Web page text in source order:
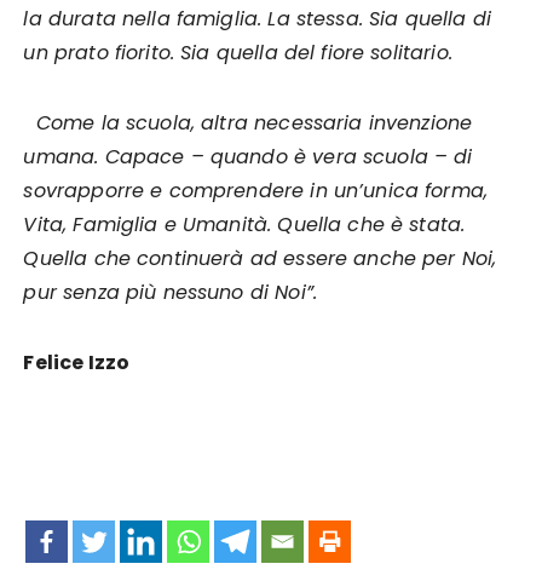
la durata nella famiglia. La stessa. Sia quella di
un prato fiorito. Sia quella del fiore solitario.
Come la scuola, altra necessaria invenzione
umana. Capace – quando è vera scuola – di
sovrapporre e comprendere in un’unica forma,
Vita, Famiglia e Umanità. Quella che è stata.
Quella che continuerà ad essere anche per Noi,
pur senza più nessuno di Noi”.
Felice Izzo